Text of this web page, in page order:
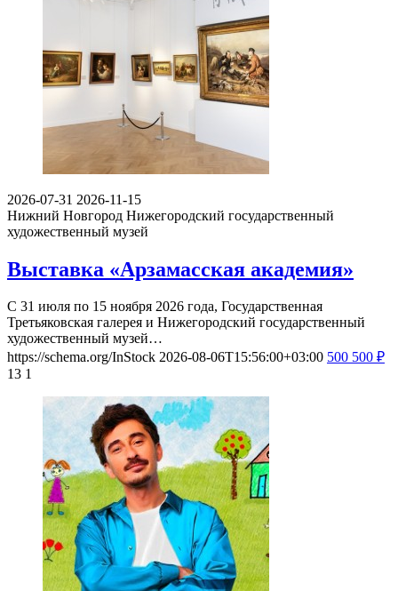
2026-07-31 2026-11-15
Нижний Новгород Нижегородский государственный
художественный музей
Выставка «Арзамасская академия»
С 31 июля по 15 ноября 2026 года, Государственная
Третьяковская галерея и Нижегородский государственный
художественный музей…
https://schema.org/InStock 2026-08-06T15:56:00+03:00 500 500 ₽
13 1